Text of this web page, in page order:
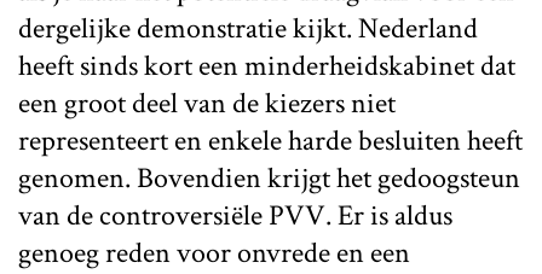
dergelijke demonstratie kijkt. Nederland
heeft sinds kort een minderheidskabinet dat
een groot deel van de kiezers niet
representeert en enkele harde besluiten heeft
genomen. Bovendien krijgt het gedoogsteun
van de controversiële PVV. Er is aldus
genoeg reden voor onvrede en een